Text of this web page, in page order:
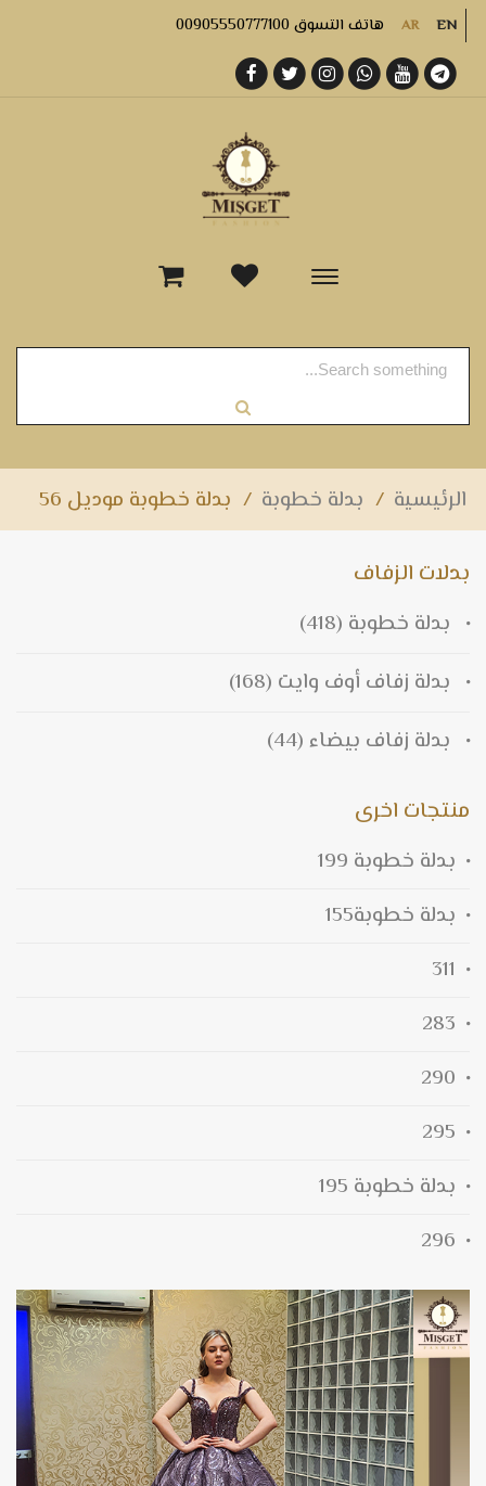
AR EN هاتف التسوق 00905550777100
-
الرئيسية / بدلة خطوبة / بدلة خطوبة موديل 56
بدلات الزفاف
بدلة خطوبة (418)
بدلة زفاف أوف وايت (168)
بدلة زفاف بيضاء (44)
منتجات اخرى
بدلة خطوبة 199
بدلة خطوبة155
311
283
290
295
بدلة خطوبة 195
296